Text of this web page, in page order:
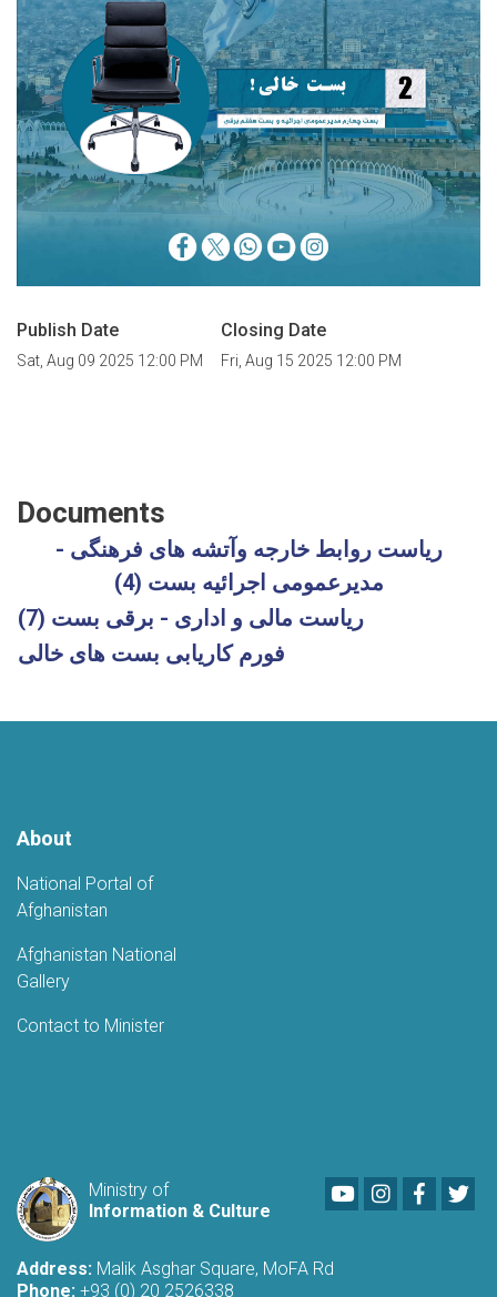
Publish Date
Sat, Aug 09 2025 12:00 PM
Closing Date
Fri, Aug 15 2025 12:00 PM
Documents
ریاست روابط خارجه وآتشه های فرهنگی -
مدیرعمومی اجرائیه بست (4)
ریاست مالی و اداری - برقی بست (7)
فورم کاریابی بست های خالی
About
National Portal of
Afghanistan
Afghanistan National
Gallery
Contact to Minister
Ministry of
Information & Culture
YoutubeLinkedIn
Address: Malik Asghar Square, MoFA Rd
Phone: +93 (0) 20 2526338